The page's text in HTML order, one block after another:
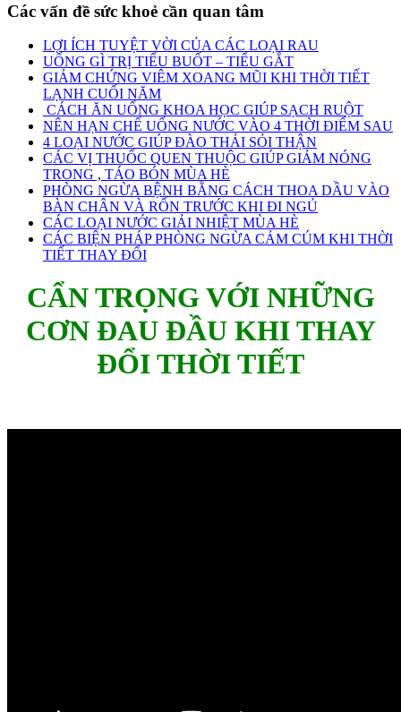
Các vấn đề sức khoẻ cần quan tâm
LỢI ÍCH TUYỆT VỜI CỦA CÁC LOẠI RAU
UỐNG GÌ TRỊ TIỂU BUỐT – TIỂU GẮT
GIẢM CHỨNG VIÊM XOANG MŨI KHI THỜI TIẾT
LẠNH CUỐI NĂM
CÁCH ĂN UỐNG KHOA HỌC GIÚP SẠCH RUỘT
NÊN HẠN CHẾ UỐNG NƯỚC VÀO 4 THỜI ĐIỂM SAU
4 LOẠI NƯỚC GIÚP ĐÀO THẢI SỎI THẬN
CÁC VỊ THUỐC QUEN THUỘC GIÚP GIẢM NÓNG
TRONG , TÁO BÓN MÙA HÈ
PHÒNG NGỪA BỆNH BẰNG CÁCH THOA DẦU VÀO
BÀN CHÂN VÀ RỐN TRƯỚC KHI ĐI NGỦ
CÁC LOẠI NƯỚC GIẢI NHIỆT MÙA HÈ
CÁC BIỆN PHÁP PHÒNG NGỪA CẢM CÚM KHI THỜI
TIẾT THAY ĐỔI
CẨN TRỌNG VỚI NHỮNG
CƠN ĐAU ĐẦU KHI THAY
ĐỔI THỜI TIẾT